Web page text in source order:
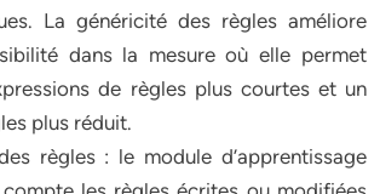
La généricité des règles améliore
dans la mesure où elle permet
de règles plus courtes et un
plus réduit.
règles : le module d’apprentissage